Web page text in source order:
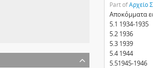
Part ofΑρχείο
Αποκόμματα
5.1 1934-1935
5.2 1936
5.3 1939
5.4 1944
5.51945-1946